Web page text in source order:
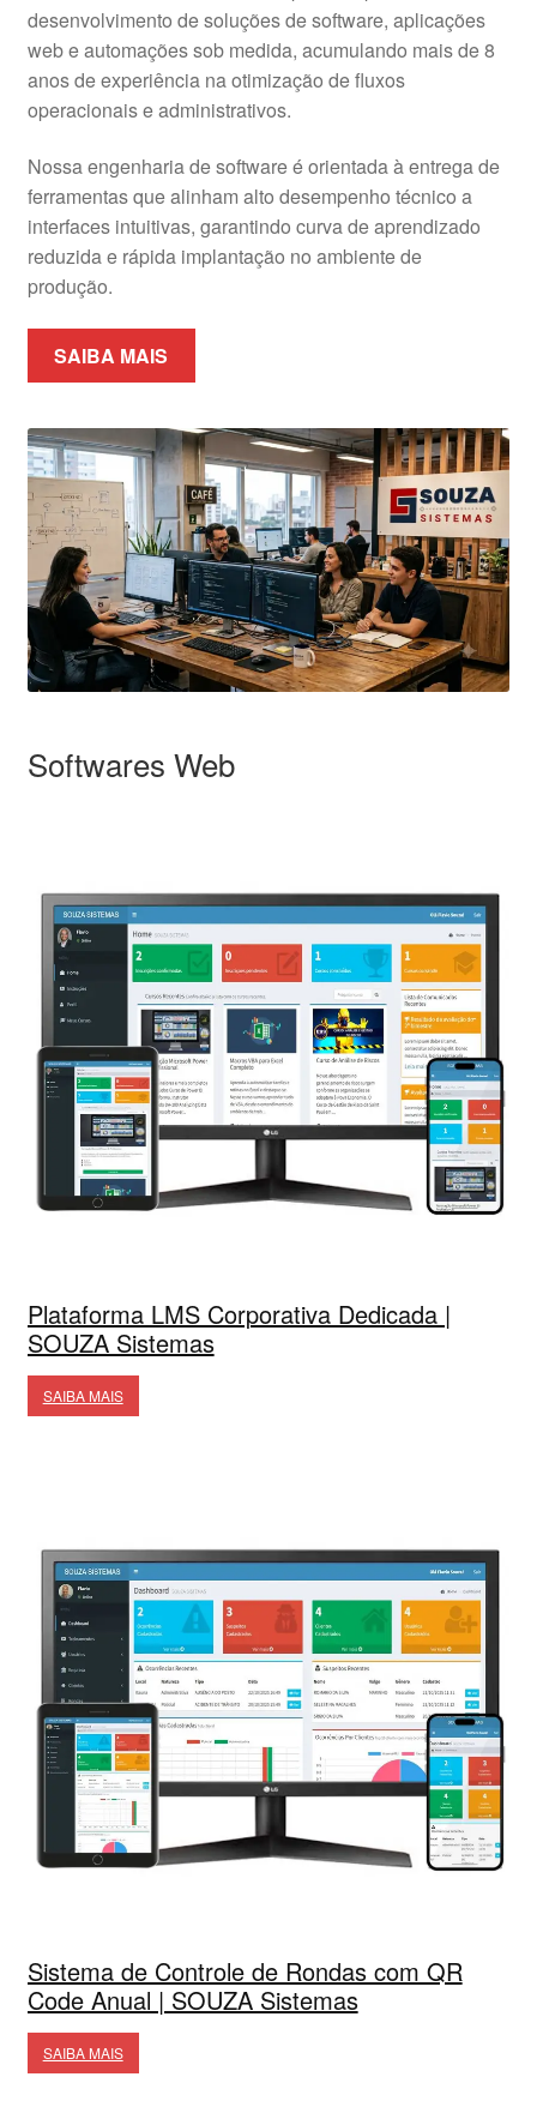
desenvolvimento de soluções de software, aplicações
web e automações sob medida, acumulando mais de 8
anos de experiência na otimização de fluxos
operacionais e administrativos.
Nossa engenharia de software é orientada à entrega de
ferramentas que alinham alto desempenho técnico a
interfaces intuitivas, garantindo curva de aprendizado
reduzida e rápida implantação no ambiente de
produção.
SAIBA MAIS
Softwares Web
Plataforma LMS Corporativa Dedicada |
SOUZA Sistemas
SAIBA MAIS
Sistema de Controle de Rondas com QR
Code Anual | SOUZA Sistemas
SAIBA MAIS